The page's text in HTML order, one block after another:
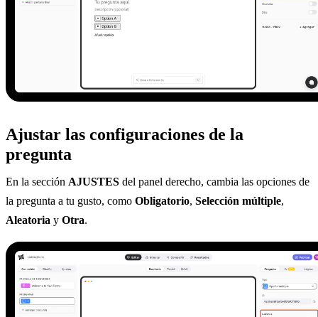
Ajustar las configuraciones de la
pregunta
En la sección AJUSTES del panel derecho, cambia las opciones de
la pregunta a tu gusto, como Obligatorio, Selección múltiple,
Aleatoria y Otra.